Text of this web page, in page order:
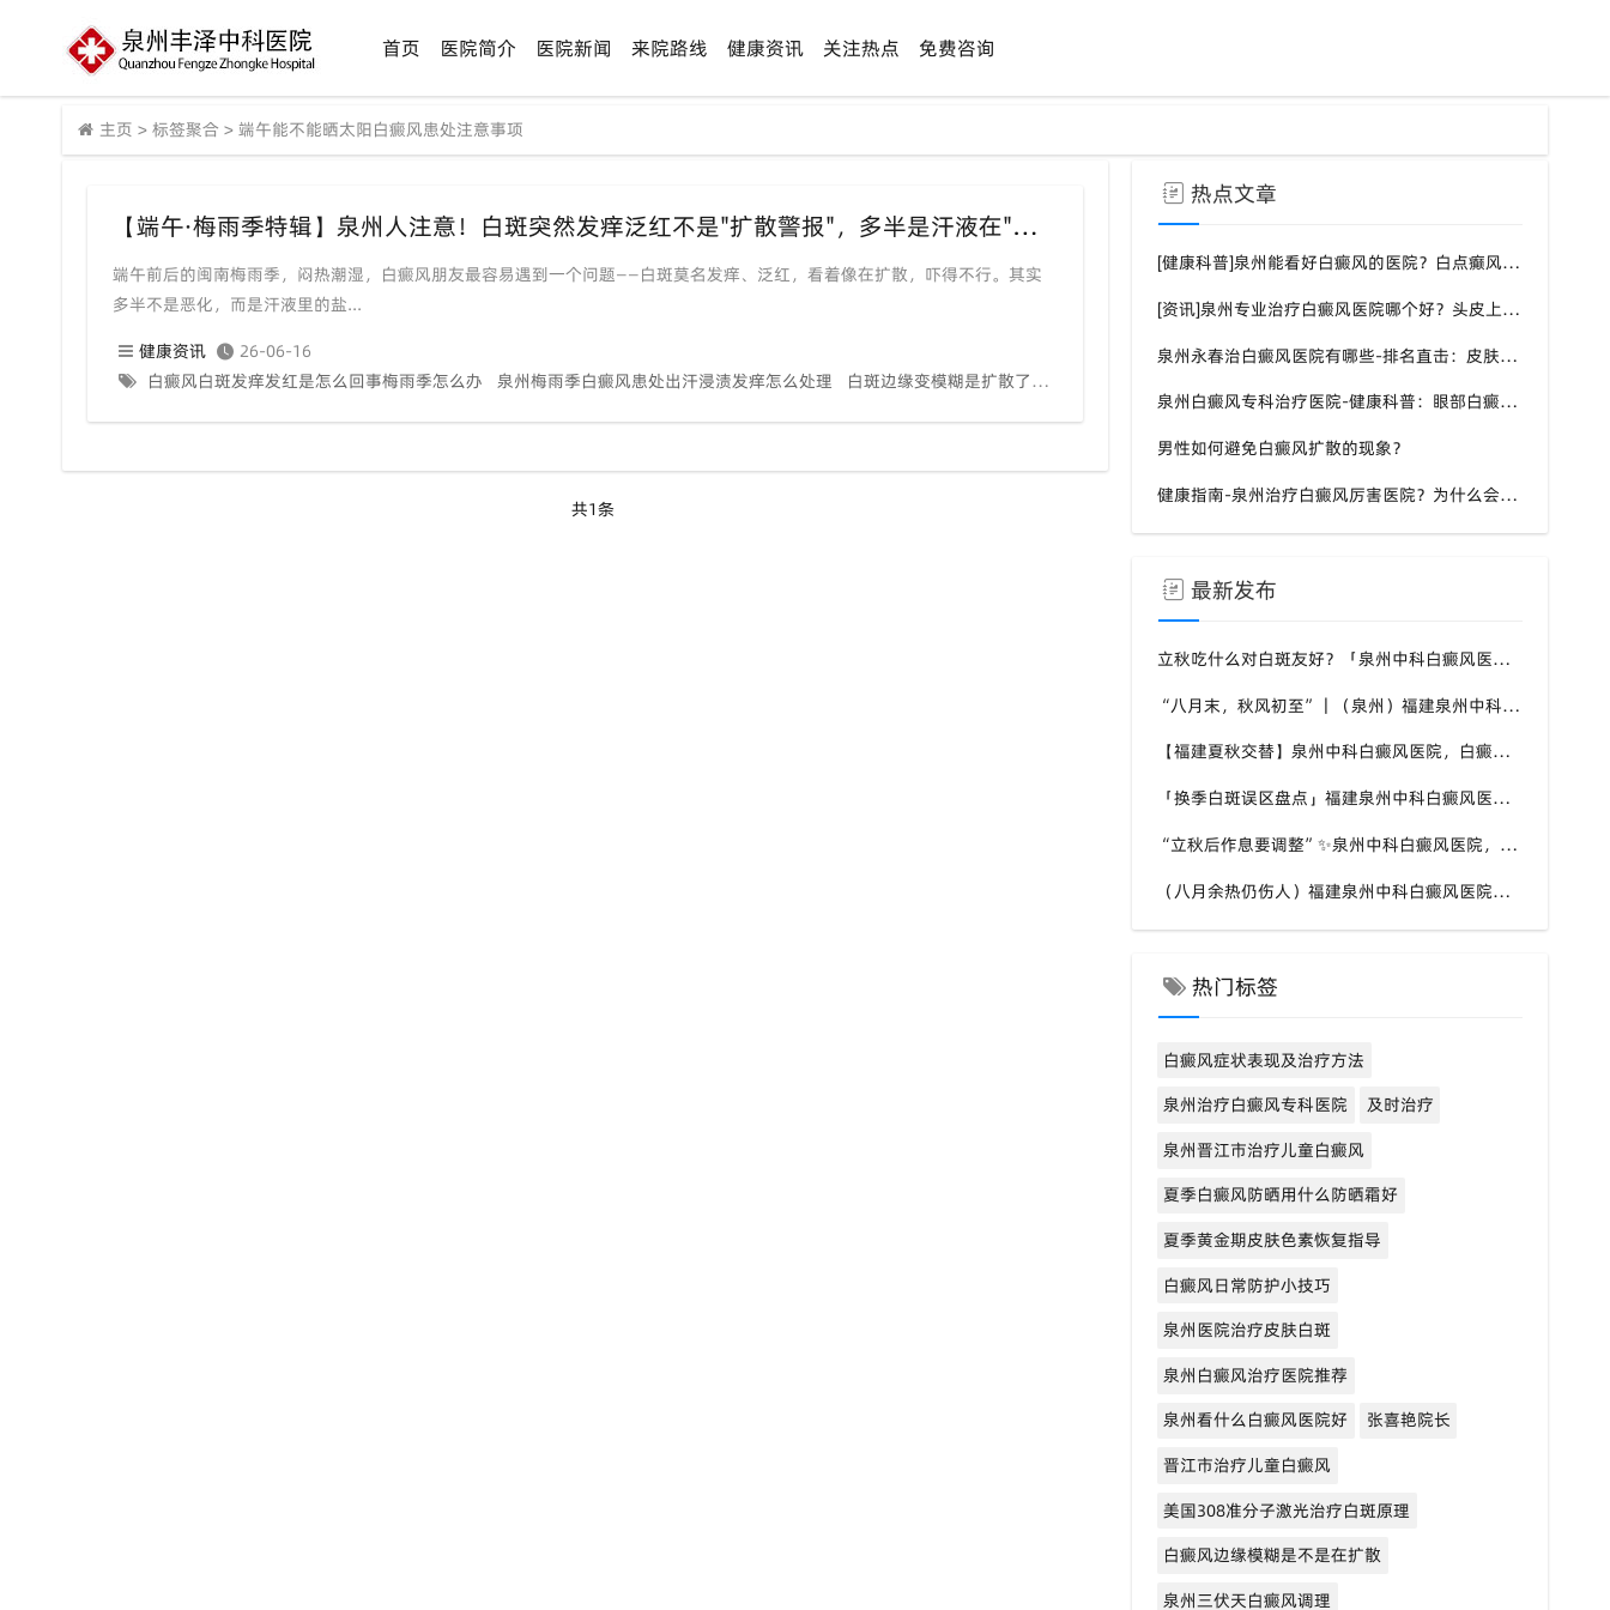
首页 医院简介 医院新闻 来院路线 健康资讯 关注热点 免费咨询
主页 > 标签聚合 > 端午能不能晒太阳白癜风患处注意事项
【端午·梅雨季特辑】泉州人注意！白斑突然发痒泛红不是"扩散警报"，多半是汗液在"腌"你——中科皮肤科专家教你三步急救
端午前后的闽南梅雨季，闷热潮湿，白癜风朋友最容易遇到一个问题——白斑莫名发痒、泛红，看着像在扩散，吓得不行。其实
多半不是恶化，而是汗液里的盐...
健康资讯
26-06-16
白癜风白斑发痒发红是怎么回事梅雨季怎么办
泉州梅雨季白癜风患处出汗浸渍发痒怎么处理 白斑边缘变模糊是扩散了吗还是发炎
共1条
热点文章
[健康科普]泉州能看好白癜风的医院？白点癫风需要注意什么饮食？
[资讯]泉州专业治疗白癜风医院哪个好？头皮上有一块白色厚厚的头皮？
泉州永春治白癜风医院有哪些-排名直击：皮肤白斑是什么原因导致的？
泉州白癜风专科治疗医院-健康科普：眼部白癜风症状？
男性如何避免白癜风扩散的现象？
健康指南-泉州治疗白癜风厉害医院？为什么会长白斑的原因？
最新发布
立秋吃什么对白斑友好？「泉州中科白癜风医院」福建白癜风患者饮食不要盲目忌口
“八月末，秋风初至”｜（泉州）福建泉州中科白癜风医院，聊聊白癜风换季防护关键点
【福建夏秋交替】泉州中科白癜风医院，白癜风患者，入秋之后洗澡习惯也要多注意
「换季白斑误区盘点」福建泉州中科白癜风医院，白斑消长多变，科学对待才是正道
“立秋后作息要调整”✨泉州中科白癜风医院，白癜风患者，不良作息会影响皮肤状态
（八月余热仍伤人）福建泉州中科白癜风医院，白癜风外出，依旧要做好硬防晒措施
热门标签
白癜风症状表现及治疗方法
泉州治疗白癜风专科医院
及时治疗
泉州晋江市治疗儿童白癜风
夏季白癜风防晒用什么防晒霜好
夏季黄金期皮肤色素恢复指导
白癜风日常防护小技巧
泉州医院治疗皮肤白斑
泉州白癜风治疗医院推荐
泉州看什么白癜风医院好
张喜艳院长
晋江市治疗儿童白癜风
美国308准分子激光治疗白斑原理
白癜风边缘模糊是不是在扩散
泉州三伏天白癜风调理